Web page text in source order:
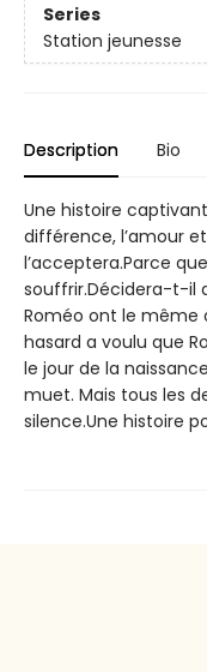
Series
Station jeunesse
Description Bio
Une histoire
différence, l’amour
l’acceptera.Parce
souffrir.Décidera-t-il
Roméo ont le même
hasard a voulu que
le jour de la
muet. Mais tous les
silence.Une histoire